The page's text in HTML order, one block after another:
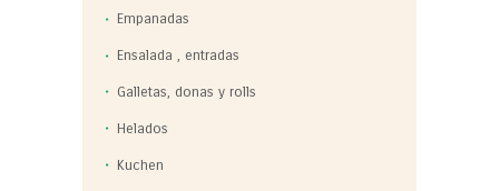
Empanadas
Ensalada , entradas
Galletas, donas y rolls
Helados
Kuchen